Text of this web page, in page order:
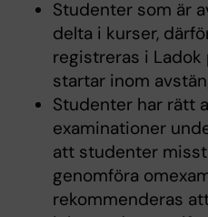
Studenter som är
delta i kurser,
registreras i
startar inom
Studenter har rätt
examinationer
att studenter
genomföra
rekommenderas